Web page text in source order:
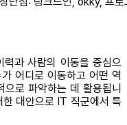
과 사람의 이동을 중심으
어디로 이동하고 어떤 역
로 파악하는 데 활용됩니
대안으로 IT 직군에서 특